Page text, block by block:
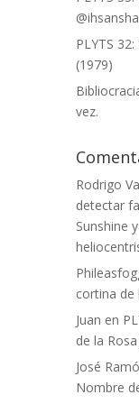
PLYTS
(1979)
vez.
Rodrigo
detectar
Sunshine
cortina de
Juan en
de la
José
Nombre